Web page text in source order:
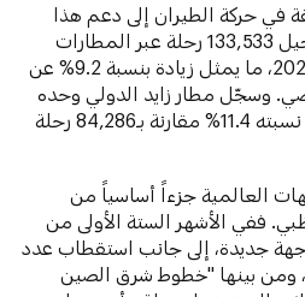
في حركة الطيران إلى دعم هذا
الأداء الإيجابي، حيث تم تسجيل 133,533 رحلة عبر المطارات
الخمسة في النصف الأول 2025، ما يمثل زيادة بنسبة 9.2% عن
وسجّل مطار زايد الدولي وحده
93,858 حركة طيران، بارتفاع نسبته 11.4% مقارنة بـ84,286 رحلة
العالمية جزءاً أساسياً من
ففي الأشهر الستة الأولى من
تمت إضافة 16 وجهة جديدة، إلى جانب استقطاب عدد
ومن بينها "خطوط شرق الصين